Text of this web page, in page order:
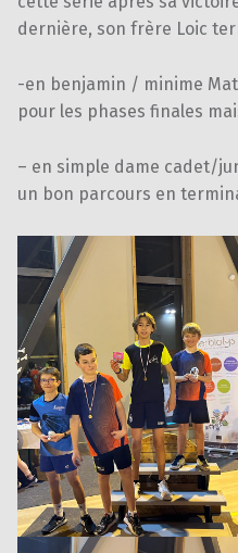
dernière, son frère Loic
-en benjamin / minime
pour les phases finales
– en simple dame cadet/
un bon parcours en